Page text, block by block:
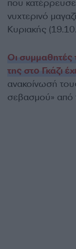
που
νυχτερινό
Κυριακής
Οι συμμαθητές
της στο Γκάζι
ανακοίνωσή
σεβασμού» από